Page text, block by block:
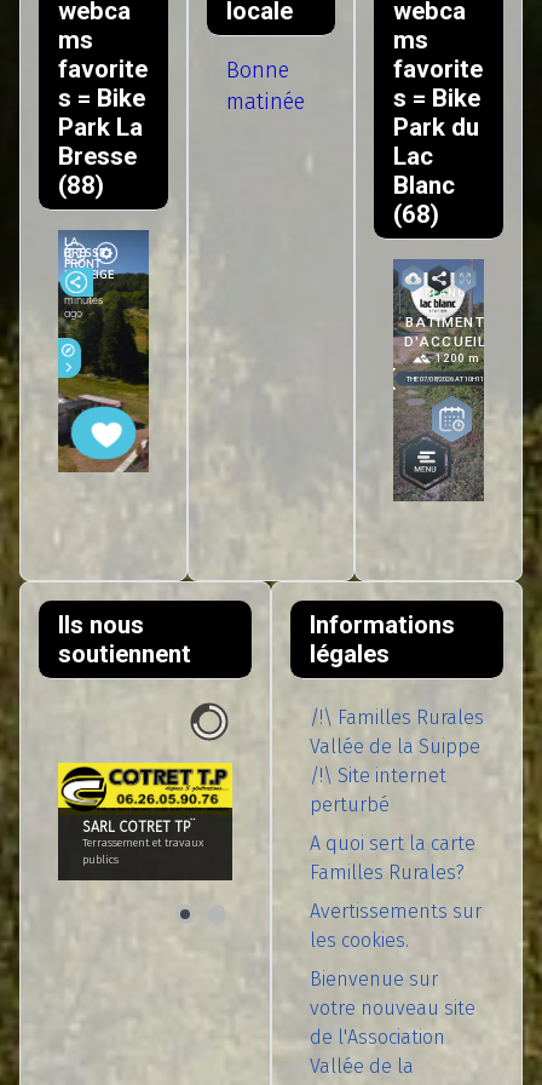
webca
ms
favorite
s = Bike
Park La
Bresse
(88)
locale
Bonne
matinée
webca
ms
favorite
s = Bike
Park du
Lac
Blanc
(68)
Ils nous
soutiennent
SARL COTRET TP¨
Terrassement et travaux
publics
Informations
légales
/!\ Familles Rurales
Vallée de la Suippe
/!\ Site internet
perturbé
A quoi sert la carte
Familles Rurales?
Avertissements sur
les cookies.
Bienvenue sur
votre nouveau site
de l'Association
Vallée de la